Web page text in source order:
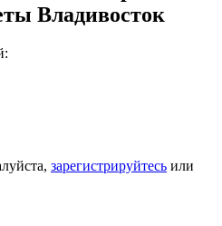
Владивосток
зарегистрируйтесь или